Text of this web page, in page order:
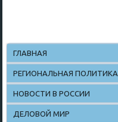
ГЛАВНАЯ
РЕГИОНАЛЬНАЯ ПОЛИТИКА
НОВОСТИ В РОССИИ
ДЕЛОВОЙ МИР